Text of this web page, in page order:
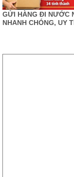
GỬI HÀNG ĐI NƯỚC
NHANH CHÓNG, UY